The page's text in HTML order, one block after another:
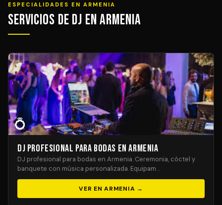
ESPECIALIDADES EN ARMENIA
Servicios de DJ en Armenia
💍
DJ Profesional para Bodas en Armenia
DJ profesional para bodas en Armenia. Ceremonia, cóctel y
banquete con música personalizada. Equipam…
VER EN ARMENIA →